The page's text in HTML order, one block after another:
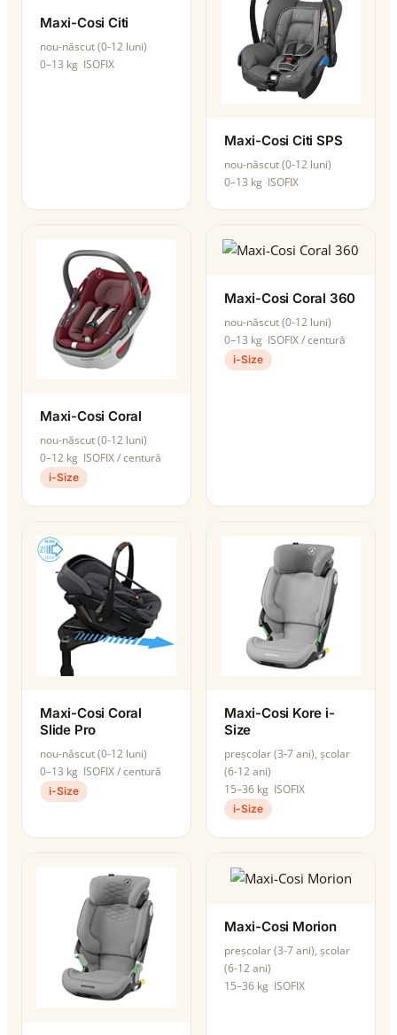
Maxi-Cosi Citi
nou-născut (0-12 luni)
0–13 kg ISOFIX
Maxi-Cosi Citi SPS
nou-născut (0-12 luni)
0–13 kg ISOFIX
Maxi-Cosi Coral
nou-născut (0-12 luni)
0–12 kg ISOFIX / centură
i-Size
Maxi-Cosi Coral 360
nou-născut (0-12 luni)
0–13 kg ISOFIX / centură
i-Size
Maxi-Cosi Coral
Slide Pro
nou-născut (0-12 luni)
0–13 kg ISOFIX / centură
i-Size
Maxi-Cosi Kore i-
Size
preșcolar (3-7 ani), școlar
(6-12 ani)
15–36 kg ISOFIX
i-Size
Maxi-Cosi Morion
preșcolar (3-7 ani), școlar
(6-12 ani)
15–36 kg ISOFIX